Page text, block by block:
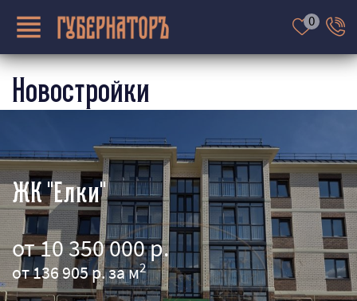
НЕДВИЖИМОСТЬ
ВАКАНСИИ
УСЛУГИ
СТРАХОВАНИЕ
ИПОТЕКА
0
Новостройки
ЖК "Елки"
от 10 350 000 р.
от 136 905 р. за м2